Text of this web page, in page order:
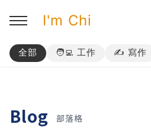
I'm Chi
回主選單
➡︎ 訂閱制方案
回主選單
➡︎ 1 對 1 寫作教練
回主選單
➡︎ 線上課程
回主選單
所有主題
全部 🧑‍💻 工作 ✍️ 寫作
Blog 部落格